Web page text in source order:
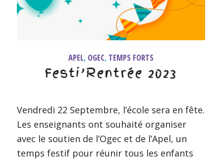
APEL, OGEC, TEMPS FORTS
Festi’Rentrée 2023
Vendredi 22 Septembre, l’école sera en fête.
Les enseignants ont souhaité organiser
avec le soutien de l’Ogec et de l’Apel, un
temps festif pour réunir tous les enfants